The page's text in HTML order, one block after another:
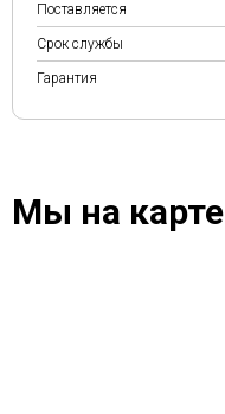
Поставляется
Срок службы
Гарантия
Мы на карте